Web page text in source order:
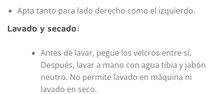
Apta tanto para lado derecho como el izquierdo.
Lavado y secado:
Antes de lavar, pegue los velcros entre sí.
Después, lavar a mano con agua tibia y jabón
neutro. No permite lavado en máquina ni
lavado en seco.